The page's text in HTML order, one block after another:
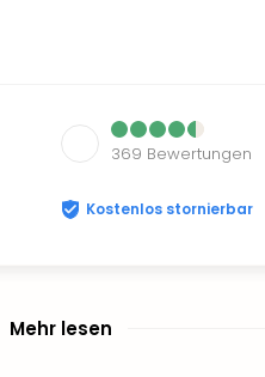
369 Bewertungen
Kostenlos stornierbar
Mehr lesen